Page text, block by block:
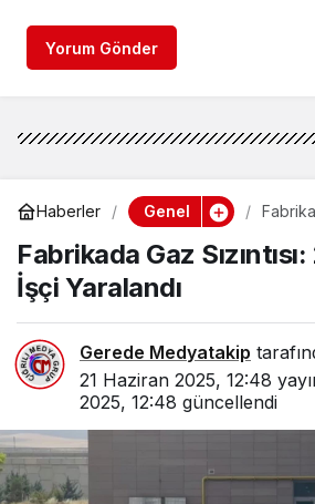
Yorum Gönder
Haberler Genel
Fabrikada Gaz
İşçi Yaralandı
Gerede Medyatakip
21 Haziran 2025, 12:48
2025, 12:48 güncellendi